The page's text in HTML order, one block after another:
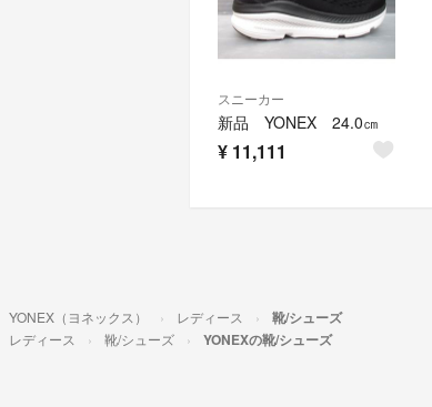
スニーカー
新品 YONEX 24.0㎝
¥ 11,111
YONEX（ヨネックス） レディース 靴/シューズ
レディース 靴/シューズ YONEXの靴/シューズ